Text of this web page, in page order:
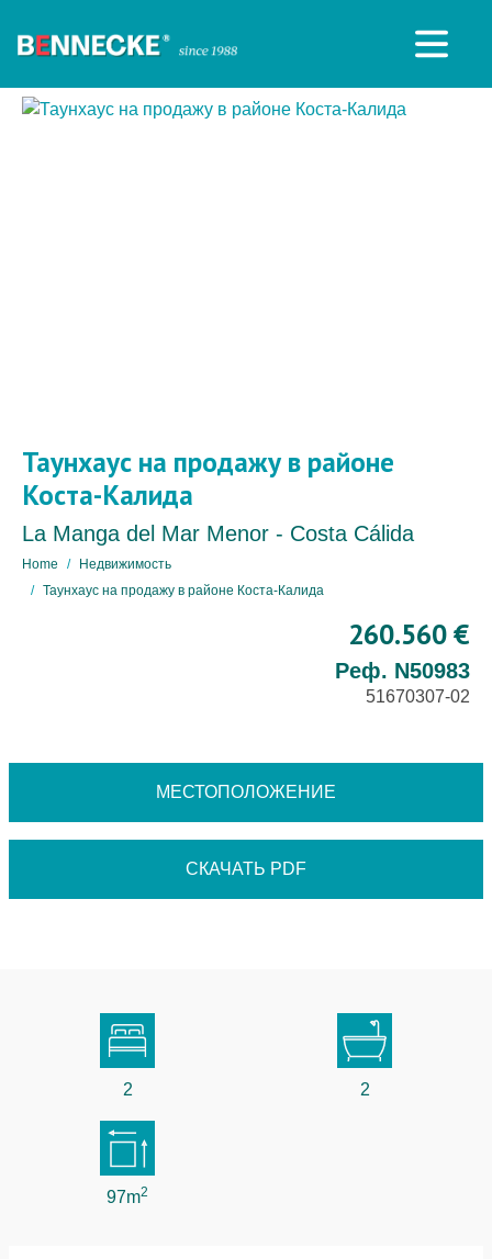
Таунхаус на продажу в районе
Коста-Калида
La Manga del Mar Menor - Costa Cálida
Home
Недвижимость
Таунхаус на продажу в районе Коста-Калида
260.560 €
Реф. N50983
51670307-02
МЕСТОПОЛОЖЕНИЕ
СКАЧАТЬ PDF
2 2
97m2